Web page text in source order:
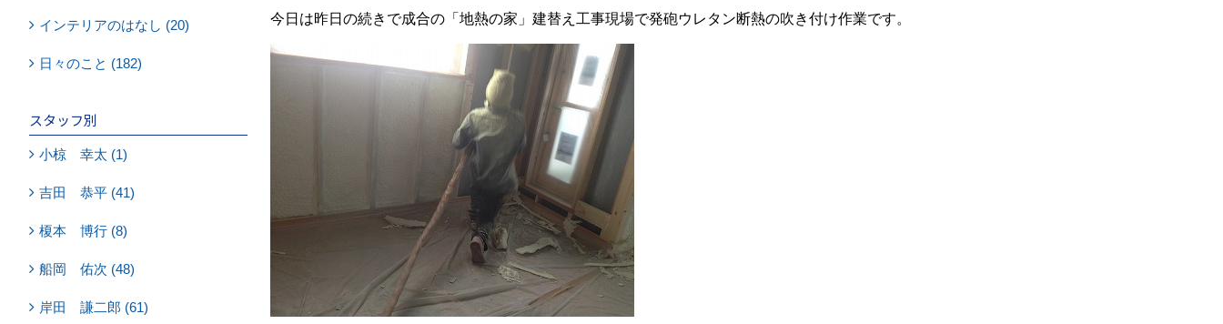
今日は昨日の続きで成合の「地熱の家」建替え工事現場で発砲ウレタン断熱の吹き付け作業です。
インテリアのはなし (20)
日々のこと (182)
スタッフ別
小椋 幸太 (1)
吉田 恭平 (41)
榎本 博行 (8)
船岡 佑次 (48)
岸田 謙二郎 (61)